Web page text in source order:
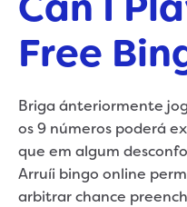
Free
Briga ánteriormente
os 9 números poderá
que em algum
Arruíi bingo online
arbitrar chance